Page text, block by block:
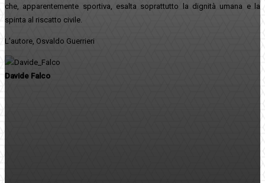
che, apparentemente sportiva, esalta soprattutto la dignità umana e la
spinta al riscatto civile.
L’autore, Osvaldo Guerrieri
Davide Falco